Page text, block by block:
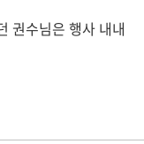
권수님은 행사 내내